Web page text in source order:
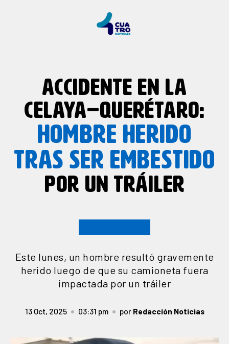
ACCIDENTE EN LA
CELAYA–QUERÉTARO:
HOMBRE HERIDO
TRAS SER EMBESTIDO
POR UN TRÁILER
Este lunes, un hombre resultó gravemente
herido luego de que su camioneta fuera
impactada por un tráiler
13 Oct, 2025 03:31 pm por Redacción Noticias